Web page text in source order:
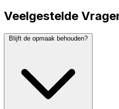
Veelgestelde
Blijft de opmaak behouden?